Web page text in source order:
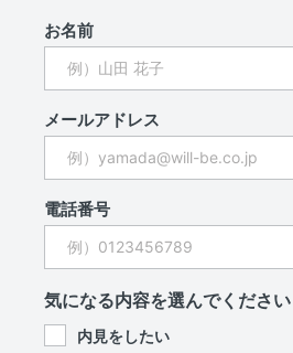
お名前
メールアドレス
電話番号
気になる内容を選んでください
内見をしたい